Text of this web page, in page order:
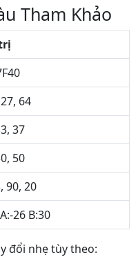
Tham Khảo
64
37
50
90, 20
26 B:30
đổi nhẹ tùy theo: